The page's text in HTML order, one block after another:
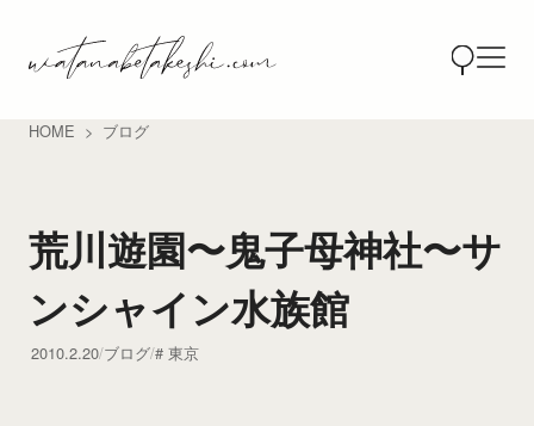
HOME ブログ
荒川遊園〜鬼子母神社〜サ
ンシャイン水族館
2010.2.20 ブログ 東京